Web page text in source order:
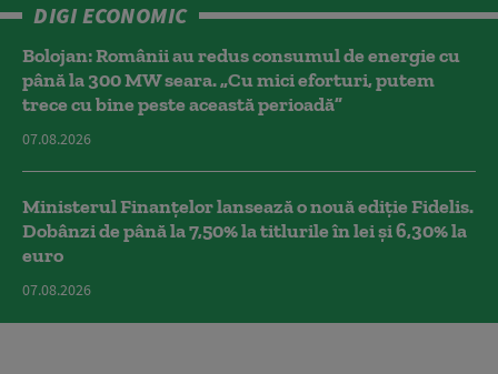
DIGI ECONOMIC
Bolojan: Românii au redus consumul de energie cu
până la 300 MW seara. „Cu mici eforturi, putem
trece cu bine peste această perioadă”
07.08.2026
Ministerul Finanțelor lansează o nouă ediție Fidelis.
Dobânzi de până la 7,50% la titlurile în lei și 6,30% la
euro
07.08.2026